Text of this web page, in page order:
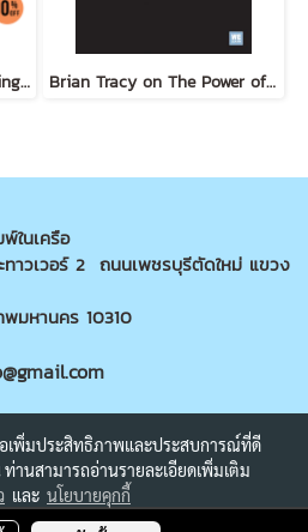
ลวงตา ลวงตาย (Echo Burning) [ฉบับปรับปรุง] #5 Brian Tracy on The Power of Self-Confidence
ในเครือ
าวเวอร์ 2 ถนนเพชรบุรีตัดใหม่ แขวง
มหานคร 10310
อเพิ่มประสิทธิภาพและประสบการณ์ที่ดี
ท่านสามารถอ่านรายละเอียดเพิ่มเติม
และ นโยบายคุกกี้